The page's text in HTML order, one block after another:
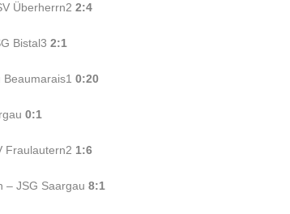
Überherrn2 2:4
Bistal3 2:1
Beaumarais1 0:20
0:1
Fraulautern2 1:6
– JSG Saargau 8:1